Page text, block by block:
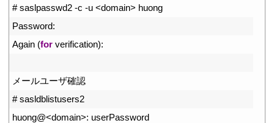
# saslpasswd2 -c -u <domain> huong
Password:
Again (for verification):
メールユーザ確認
# sasldblistusers2
huong@<domain>: userPassword